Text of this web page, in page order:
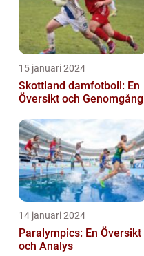
15 januari 2024
Skottland damfotboll: En
Översikt och Genomgång
14 januari 2024
Paralympics: En Översikt
och Analys